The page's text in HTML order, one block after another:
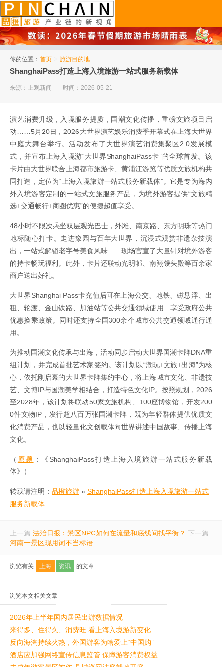
你的位置： 首页 > 旅游目的地
ShanghaiPass打造上海入境旅游一站式服务新载体
来源：上观新闻 时间：2026-05-21
演艺消费升级，入境服务提质，国潮文化传播，重磅文旅项目启
动……5月20日，2026大世界演艺娱乐消费季开幕式在上海大世界
中庭大舞台举行。活动发布了大世界演艺消费集聚区2.0发展模
式，并宣布上海入境游“大世界ShanghaiPass卡”的全球首发。该
卡片由大世界联合上海都市旅游卡、黄浦江游览等优质文旅机构共
同打造，定位为“上海入境旅游一站式服务新载体”。它是专为海内
外入境游客定制的一站式文旅服务产品，为境外游客提供“文旅精
选+交通畅行+商圈优惠”的便捷超值享受。
48小时不限次乘坐双层观光巴士，外滩、南京路、东方明珠等热门
地标随心打卡。走进豫园与百年大世界，沉浸式观赏非遗杂技演
出，一站式解锁老字号美食风味……现场官宣了大量针对境外游客
的持卡畅玩福利。此外，卡片还联动光明邨、南翔馒头殿等百余家
商户送出好礼。
大世界Shanghai Pass卡充值后可在上海公交、地铁、磁悬浮、出
租、轮渡、金山铁路、加油站等公共交通领域使用，享受政府公共
优惠换乘政策。同时还支持全国300余个城市公共交通领域通行通
用。
为推动国潮文化传承与出海，活动同步启动大世界国潮卡牌DNA重
组计划，并完成首批艺术家签约。该计划以“潮玩+文旅+出海”为核
心，依托刚启幕的大世界卡牌集约中心，将上海城市文化、非遗技
艺、文博IP与国潮美学相结合，打造特色文化IP。按照规划，2026
至2028年，该计划将联动50家文旅机构、100座博物馆，开发200
0件文物IP，发行超八百万张国潮卡牌，既为年轻群体提供优质文
化消费产品，也以轻量化文创载体向世界讲述中国故事、传播上海
文化。
（ 原题 ：《ShanghaiPass打造上海入境旅游一站式服务新载
体》）
转载请注明： 品橙旅游 » ShanghaiPass打造上海入境旅游一站式
服务新载体
上一篇 法治日报：景区NPC如何在流量和底线间找平衡？ 下一篇
河南一景区现用词不当标语
浏览有关 上海 资讯 的文章
浏览本文相关文章
2026年上半年国内居民出游数据情况
来得多、住得久、消费旺 看上海入境游新变化
反向海淘持续火热，外国游客为啥爱上“中国购”
酒店应加强网络宣传信息监管 保障游客消费权益